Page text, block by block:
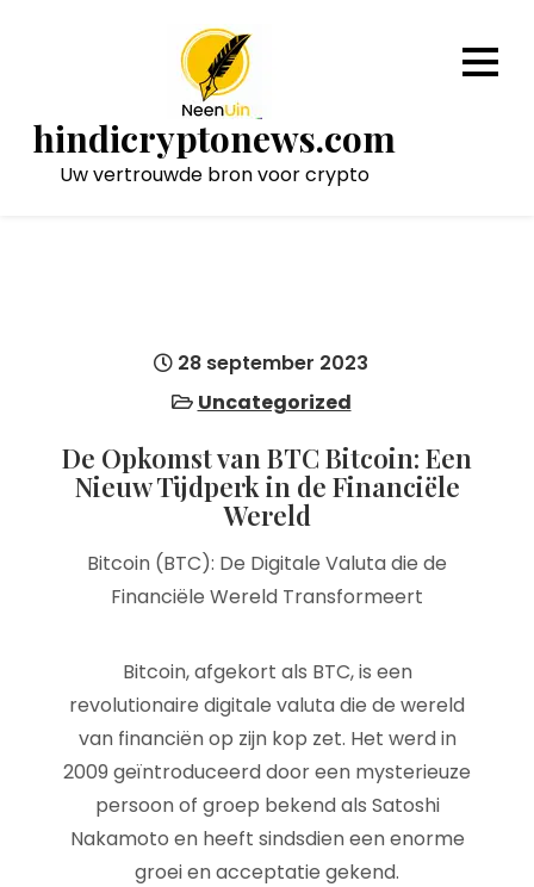
hindicryptonews.com
Uw vertrouwde bron voor crypto
28 september 2023
Uncategorized
De Opkomst van BTC Bitcoin: Een
Nieuw Tijdperk in de Financiële
Wereld
Bitcoin (BTC): De Digitale Valuta die de
Financiële Wereld Transformeert
Bitcoin, afgekort als BTC, is een
revolutionaire digitale valuta die de wereld
van financiën op zijn kop zet. Het werd in
2009 geïntroduceerd door een mysterieuze
persoon of groep bekend als Satoshi
Nakamoto en heeft sindsdien een enorme
groei en acceptatie gekend.